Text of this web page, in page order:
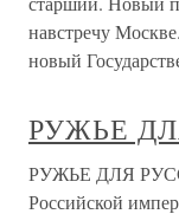
навстречу
новый
РУЖЬЕ
РУЖЬЕ ДЛЯ
Российской